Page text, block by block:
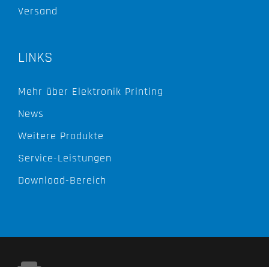
Versand
LINKS
Mehr über Elektronik Printing
News
Weitere Produkte
Service-Leistungen
Download-Bereich